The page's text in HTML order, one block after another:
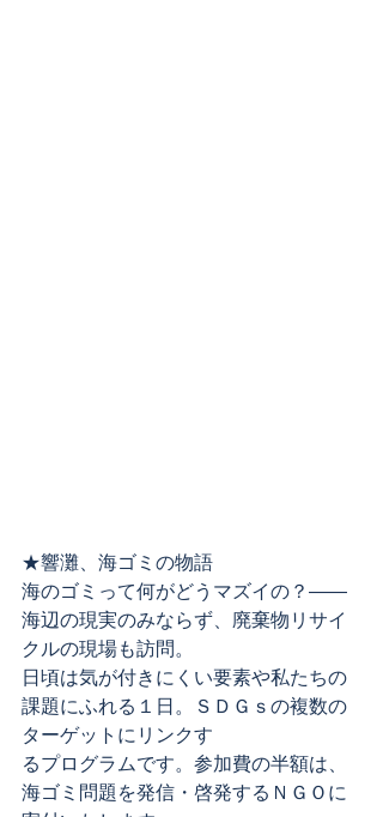
★響灘、海ゴミの物語
海のゴミって何がどうマズイの？――
海辺の現実のみならず、廃棄物リサイ
クルの現場も訪問。
日頃は気が付きにくい要素や私たちの
課題にふれる１日。ＳＤＧｓの複数の
ターゲットにリンクす
るプログラムです。参加費の半額は、
海ゴミ問題を発信・啓発するＮＧＯに